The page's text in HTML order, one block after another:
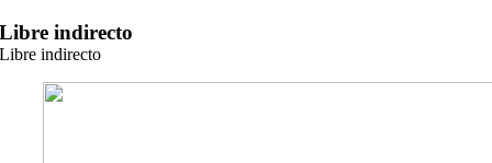
Zum
Inhalt
Libre indirecto
Libre indirecto